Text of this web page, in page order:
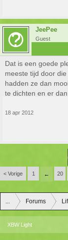
JeePee
Guest
Dat is een goede
meeste tijd door
hadden ze dan
te dichten en er
18 apr 2012
< Vorige 1 ← 20
... Forums
XBW Light